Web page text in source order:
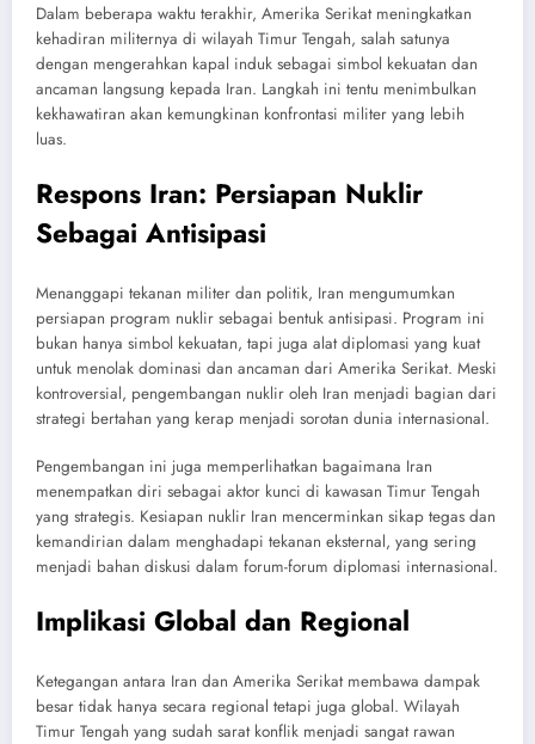
Dalam beberapa waktu terakhir, Amerika Serikat meningkatkan
kehadiran militernya di wilayah Timur Tengah, salah satunya
dengan mengerahkan kapal induk sebagai simbol kekuatan dan
ancaman langsung kepada Iran. Langkah ini tentu menimbulkan
kekhawatiran akan kemungkinan konfrontasi militer yang lebih
luas.
Respons Iran: Persiapan Nuklir
Sebagai Antisipasi
Menanggapi tekanan militer dan politik, Iran mengumumkan
persiapan program nuklir sebagai bentuk antisipasi. Program ini
bukan hanya simbol kekuatan, tapi juga alat diplomasi yang kuat
untuk menolak dominasi dan ancaman dari Amerika Serikat. Meski
kontroversial, pengembangan nuklir oleh Iran menjadi bagian dari
strategi bertahan yang kerap menjadi sorotan dunia internasional.
Pengembangan ini juga memperlihatkan bagaimana Iran
menempatkan diri sebagai aktor kunci di kawasan Timur Tengah
yang strategis. Kesiapan nuklir Iran mencerminkan sikap tegas dan
kemandirian dalam menghadapi tekanan eksternal, yang sering
menjadi bahan diskusi dalam forum-forum diplomasi internasional.
Implikasi Global dan Regional
Ketegangan antara Iran dan Amerika Serikat membawa dampak
besar tidak hanya secara regional tetapi juga global. Wilayah
Timur Tengah yang sudah sarat konflik menjadi sangat rawan